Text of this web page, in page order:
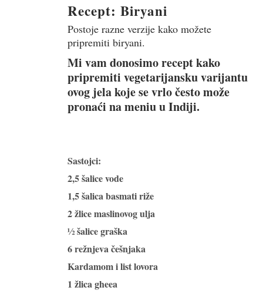
Recept: Biryani
Postoje razne verzije kako možete
pripremiti biryani.
Mi vam donosimo recept kako
pripremiti vegetarijansku varijantu
ovog jela koje se vrlo često može
pronaći na meniu u Indiji.
Sastojci:
2,5 šalice vode
1,5 šalica basmati riže
2 žlice maslinovog ulja
½ šalice graška
6 režnjeva češnjaka
Kardamom i list lovora
1 žlica gheea